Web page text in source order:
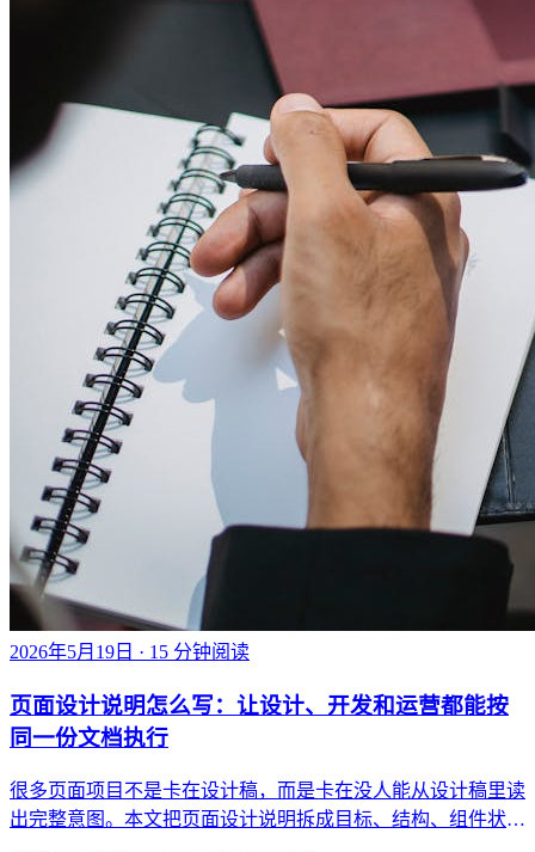
2026年5月19日 · 15 分钟阅读
页面设计说明怎么写：让设计、开发和运营都能按
同一份文档执行
很多页面项目不是卡在设计稿，而是卡在没人能从设计稿里读
出完整意图。本文把页面设计说明拆成目标、结构、组件状